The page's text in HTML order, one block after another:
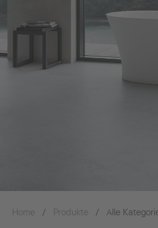
Home Produkte Alle